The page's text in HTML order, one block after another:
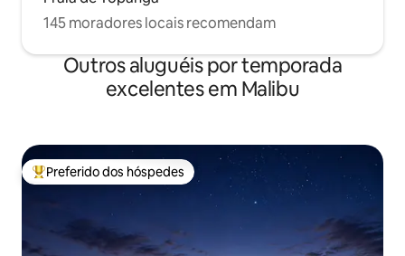
145 moradores locais recomendam
Outros aluguéis por temporada
excelentes em Malibu
Entre os melhores preferidos dos hóspedes
Preferido dos hóspedes